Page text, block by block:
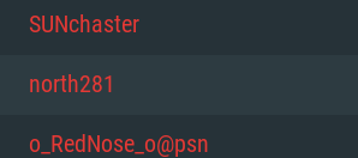
GB
Internet de banda larga.
GB
Internet de banda larga.
GB
SUNchaster
north281
o_RedNose_o@psn